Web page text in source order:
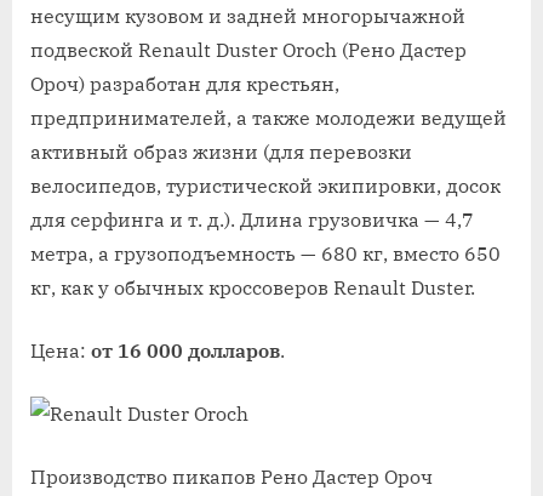
несущим кузовом и задней многорычажной
подвеской Renault Duster Oroch (Рено Дастер
Ороч) разработан для крестьян,
предпринимателей, а также молодежи ведущей
активный образ жизни (для перевозки
велосипедов, туристической экипировки, досок
для серфинга и т. д.). Длина грузовичка — 4,7
метра, а грузоподъемность — 680 кг, вместо 650
кг, как у обычных кроссоверов Renault Duster.
Цена: от 16 000 долларов.
Производство пикапов Рено Дастер Ороч